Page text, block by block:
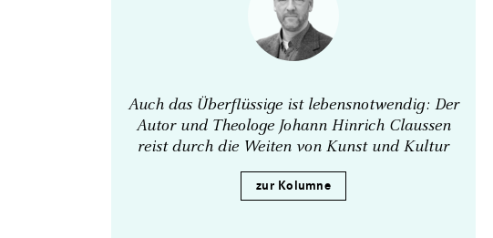
Auch das Überflüssige ist lebens­notwendig: Der
Autor und Theologe Johann Hinrich Claussen
reist durch die Weiten von Kunst und Kultur
zur Kolumne